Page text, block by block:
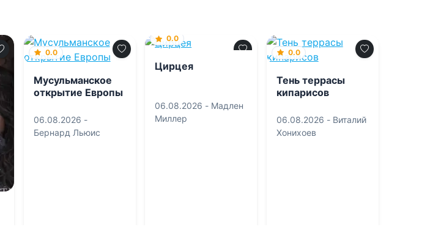
0.0
Мусульманское
открытие Европы
06.08.2026 -
Бернард Льюис
0.0
Цирцея
06.08.2026 - Мадлен
Миллер
0.0
Тень террасы
кипарисов
06.08.2026 - Виталий
Хонихоев